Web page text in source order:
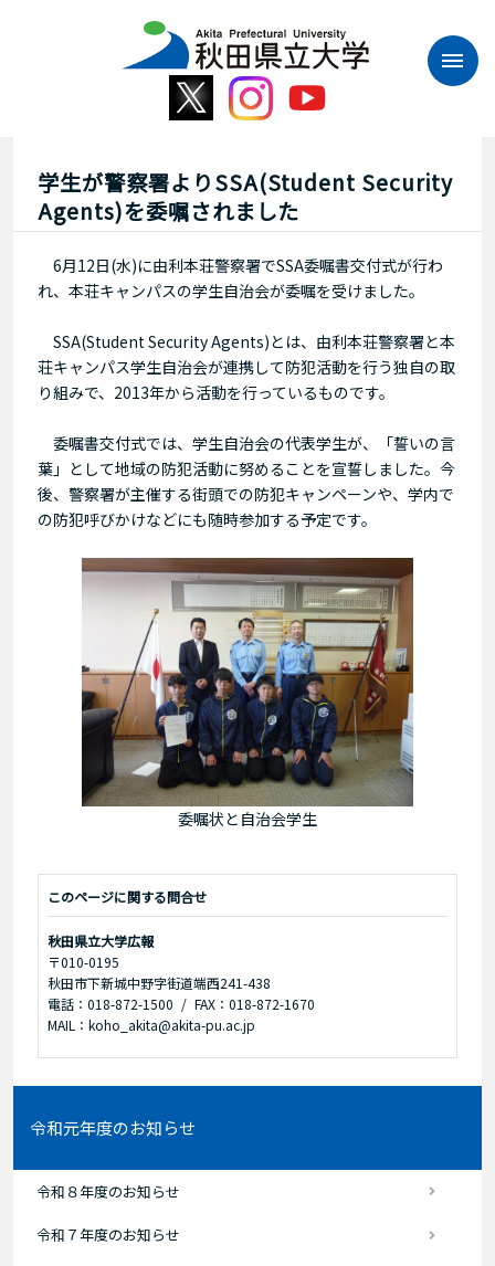
学生が警察署よりSSA(Student Security
Agents)を委嘱されました
6月12日(水)に由利本荘警察署でSSA委嘱書交付式が行わ
れ、本荘キャンパスの学生自治会が委嘱を受けました。
SSA(Student Security Agents)とは、由利本荘警察署と本
荘キャンパス学生自治会が連携して防犯活動を行う独自の取
り組みで、2013年から活動を行っているものです。
委嘱書交付式では、学生自治会の代表学生が、「誓いの言
葉」として地域の防犯活動に努めることを宣誓しました。今
後、警察署が主催する街頭での防犯キャンペーンや、学内で
の防犯呼びかけなどにも随時参加する予定です。
委嘱状と自治会学生
このページに関する問合せ
秋田県立大学広報
〒010-0195
秋田市下新城中野字街道端西241-438
電話：018-872-1500
FAX：018-872-1670
MAIL：koho_akita@akita-pu.ac.jp
令和元年度のお知らせ
令和８年度のお知らせ
令和７年度のお知らせ